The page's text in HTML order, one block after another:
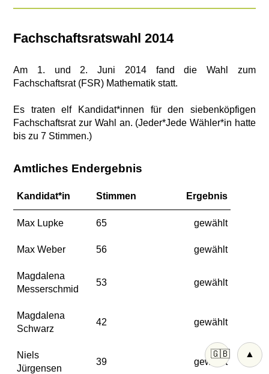
Fachschaftsratswahl 2014
Am 1. und 2. Juni 2014 fand die Wahl zum
Fachschaftsrat (FSR) Mathematik statt.
Es traten elf Kandidat*innen für den siebenköpfigen
Fachschaftsrat zur Wahl an. (Jeder*Jede Wähler*in hatte
bis zu 7 Stimmen.)
Amtliches Endergebnis
Kandidat*in Stimmen Ergebnis
Max Lupke 65 gewählt
Max Weber 56 gewählt
Magdalena
Messerschmid
53 gewählt
Magdalena
Schwarz
42 gewählt
Niels
Jürgensen
39 gewählt
🇬🇧 ▲